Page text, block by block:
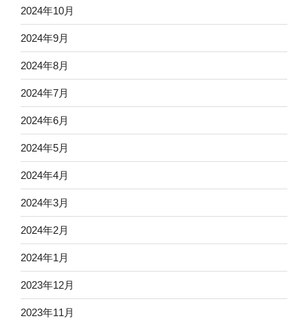
2024年10月
2024年9月
2024年8月
2024年7月
2024年6月
2024年5月
2024年4月
2024年3月
2024年2月
2024年1月
2023年12月
2023年11月